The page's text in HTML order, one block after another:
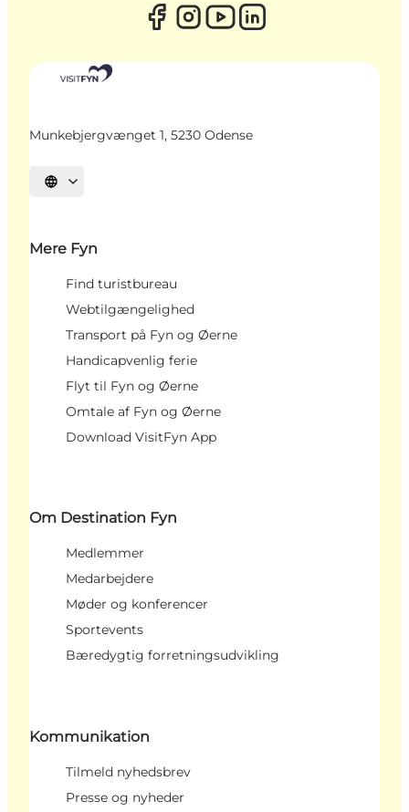
Munkebjergvænget 1, 5230 Odense
Vælg sprog
Mere Fyn
Find turistbureau
Webtilgængelighed
Transport på Fyn og Øerne
Handicapvenlig ferie
Flyt til Fyn og Øerne
Omtale af Fyn og Øerne
Download VisitFyn App
Om Destination Fyn
Medlemmer
Medarbejdere
Møder og konferencer
Sportevents
Bæredygtig forretningsudvikling
Kommunikation
Tilmeld nyhedsbrev
Presse og nyheder